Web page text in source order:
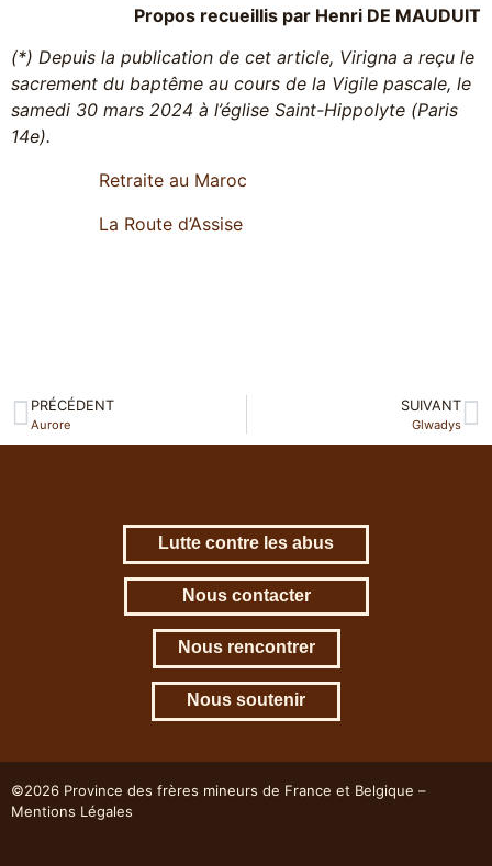
Propos recueillis par Henri DE MAUDUIT
(*) Depuis la publication de cet article, Virigna a reçu le
sacrement du baptême au cours de la Vigile pascale, le
samedi 30 mars 2024 à l’église Saint-Hippolyte (Paris
14e).
Retraite au Maroc
La Route d’Assise
PRÉCÉDENT
Aurore
SUIVANT
Glwadys
Lutte contre les abus
Nous contacter
Nous rencontrer
Nous soutenir
©2026 Province des frères mineurs de France et Belgique –
Mentions Légales